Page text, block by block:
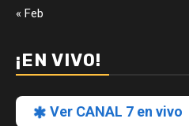
« Feb
¡EN VIVO!
Ver CANAL 7 en vivo